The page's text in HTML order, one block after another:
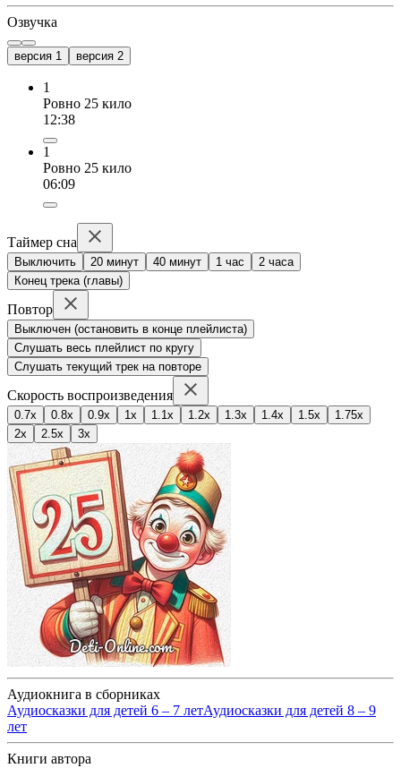
Озвучка
версия 1 версия 2
1
Ровно 25 кило
12:38
1
Ровно 25 кило
06:09
Таймер сна
Выключить 20 минут 40 минут 1 час
2 часа
Конец трека (главы)
Повтор
Выключен (остановить в конце плейлиста)
Слушать весь плейлист по кругу
Слушать текущий трек на повторе
Скорость воспроизведения
0.7x 0.8x 0.9x 1x 1.1x 1.2x 1.3x 1.4x 1.5x
1.75x
2x
2.5x 3x
Аудиокнига в сборниках
Аудиосказки для детей 6 – 7 летАудиосказки для детей 8 – 9
лет
Книги автора